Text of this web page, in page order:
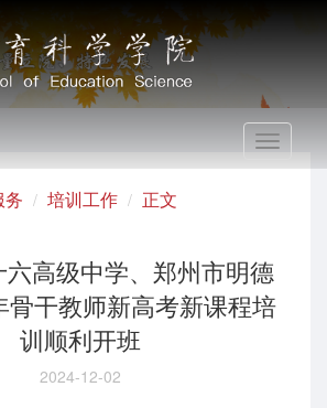
Toggle
务 培训工作 正文
高级中学、郑州市明德
骨干教师新高考新课程培
训顺利开班
2024-12-02